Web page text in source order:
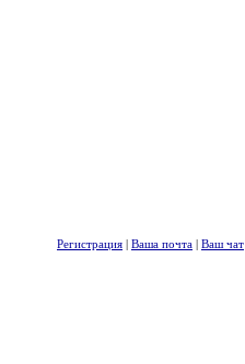
Регистрация | Ваша почта | Ваш чат